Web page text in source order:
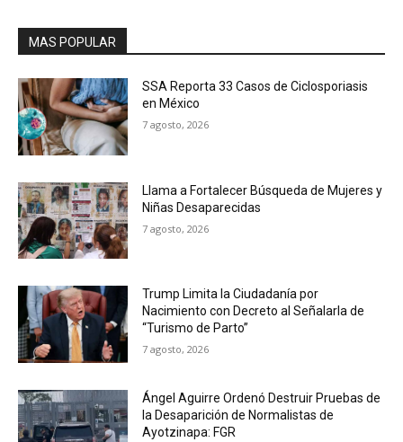
MAS POPULAR
SSA Reporta 33 Casos de Ciclosporiasis
en México
7 agosto, 2026
Llama a Fortalecer Búsqueda de Mujeres y
Niñas Desaparecidas
7 agosto, 2026
Trump Limita la Ciudadanía por
Nacimiento con Decreto al Señalarla de
“Turismo de Parto”
7 agosto, 2026
Ángel Aguirre Ordenó Destruir Pruebas de
la Desaparición de Normalistas de
Ayotzinapa: FGR